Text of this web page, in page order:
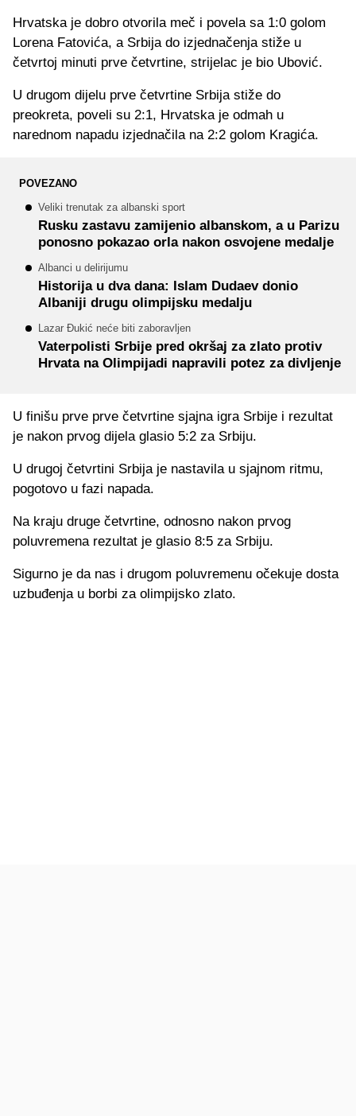
Hrvatska je dobro otvorila meč i povela sa 1:0 golom
Lorena Fatovića, a Srbija do izjednačenja stiže u
četvrtoj minuti prve četvrtine, strijelac je bio Ubović.
U drugom dijelu prve četvrtine Srbija stiže do
preokreta, poveli su 2:1, Hrvatska je odmah u
narednom napadu izjednačila na 2:2 golom Kragića.
POVEZANO
Veliki trenutak za albanski sport
Rusku zastavu zamijenio albanskom, a u Parizu
ponosno pokazao orla nakon osvojene medalje
Albanci u delirijumu
Historija u dva dana: Islam Dudaev donio
Albaniji drugu olimpijsku medalju
Lazar Đukić neće biti zaboravljen
Vaterpolisti Srbije pred okršaj za zlato protiv
Hrvata na Olimpijadi napravili potez za divljenje
U finišu prve prve četvrtine sjajna igra Srbije i rezultat
je nakon prvog dijela glasio 5:2 za Srbiju.
U drugoj četvrtini Srbija je nastavila u sjajnom ritmu,
pogotovo u fazi napada.
Na kraju druge četvrtine, odnosno nakon prvog
poluvremena rezultat je glasio 8:5 za Srbiju.
Sigurno je da nas i drugom poluvremenu očekuje dosta
uzbuđenja u borbi za olimpijsko zlato.